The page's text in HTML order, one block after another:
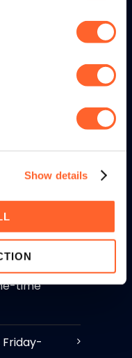
Show details
360
om de
|
loyale
time